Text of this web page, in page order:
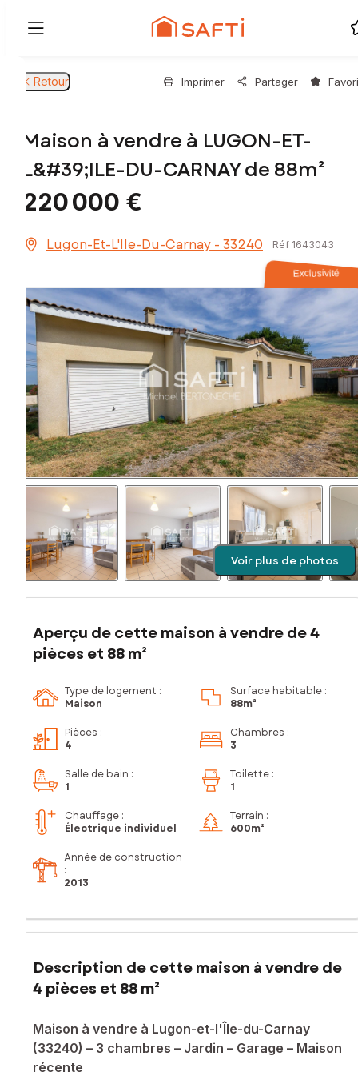
Retour Imprimer Partager
Maison à vendre à LUGON-ET-
L&#39;ILE-DU-CARNAY de 88m²
220 000 €
Lugon-Et-L'Ile-Du-Carnay - 33240 Réf 1643043
Exclusivité
Voir plus de photos
Aperçu de cette maison à vendre de 4
pièces et 88 m²
Type de logement :
Maison
Surface habitable :
88m²
Pièces :
4
Chambres :
3
Salle de bain :
1
Toilette :
1
Chauffage :
Électrique individuel
Terrain :
600m²
Année de construction
:
2013
Description de cette maison à vendre de
4 pièces et 88 m²
Maison à vendre à Lugon-et-l'Île-du-Carnay
(33240) – 3 chambres – Jardin – Garage – Maison
récente